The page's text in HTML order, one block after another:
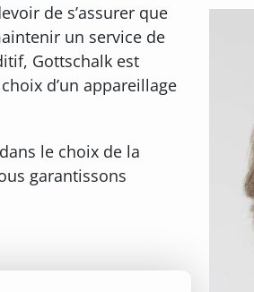
de s’assurer que
un service de
Gottschalk est
d’un appareillage
le choix de la
garantissons